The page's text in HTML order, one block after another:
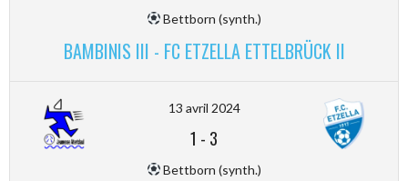
Bettborn (synth.)
BAMBINIS III - FC ETZELLA ETTELBRÜCK II
13 avril 2024
1 - 3
Bettborn (synth.)